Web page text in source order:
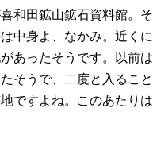
和田鉱山鉱石資料館。そ
中身よ、なかみ。近くに
あったそうです。以前は
そうで、二度と入ること
ですよね。このあたりは